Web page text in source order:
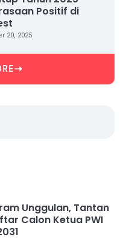
Positif di
20, 2025
Unggulan, Tantan
Calon Ketua PWI